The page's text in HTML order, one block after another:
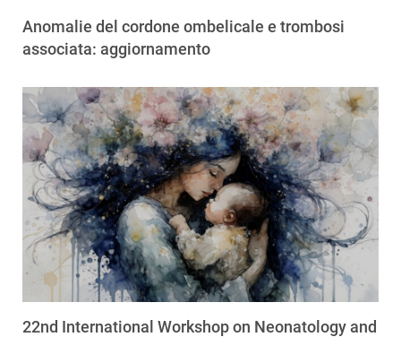
Anomalie del cordone ombelicale e trombosi
associata: aggiornamento
22nd International Workshop on Neonatology and